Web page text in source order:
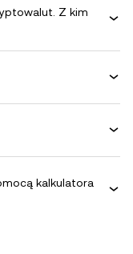
Z kim
kalkulatora